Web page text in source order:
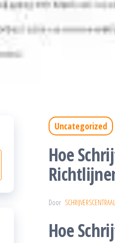
Uncategorized
Hoe
Door SCHRIJVERSCENTRAAL
Hoe